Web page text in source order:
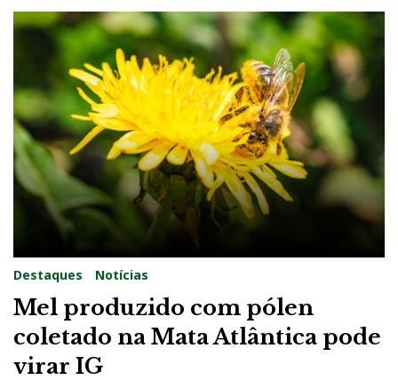
Destaques Notícias
Mel produzido com pólen
coletado na Mata Atlântica pode
virar IG